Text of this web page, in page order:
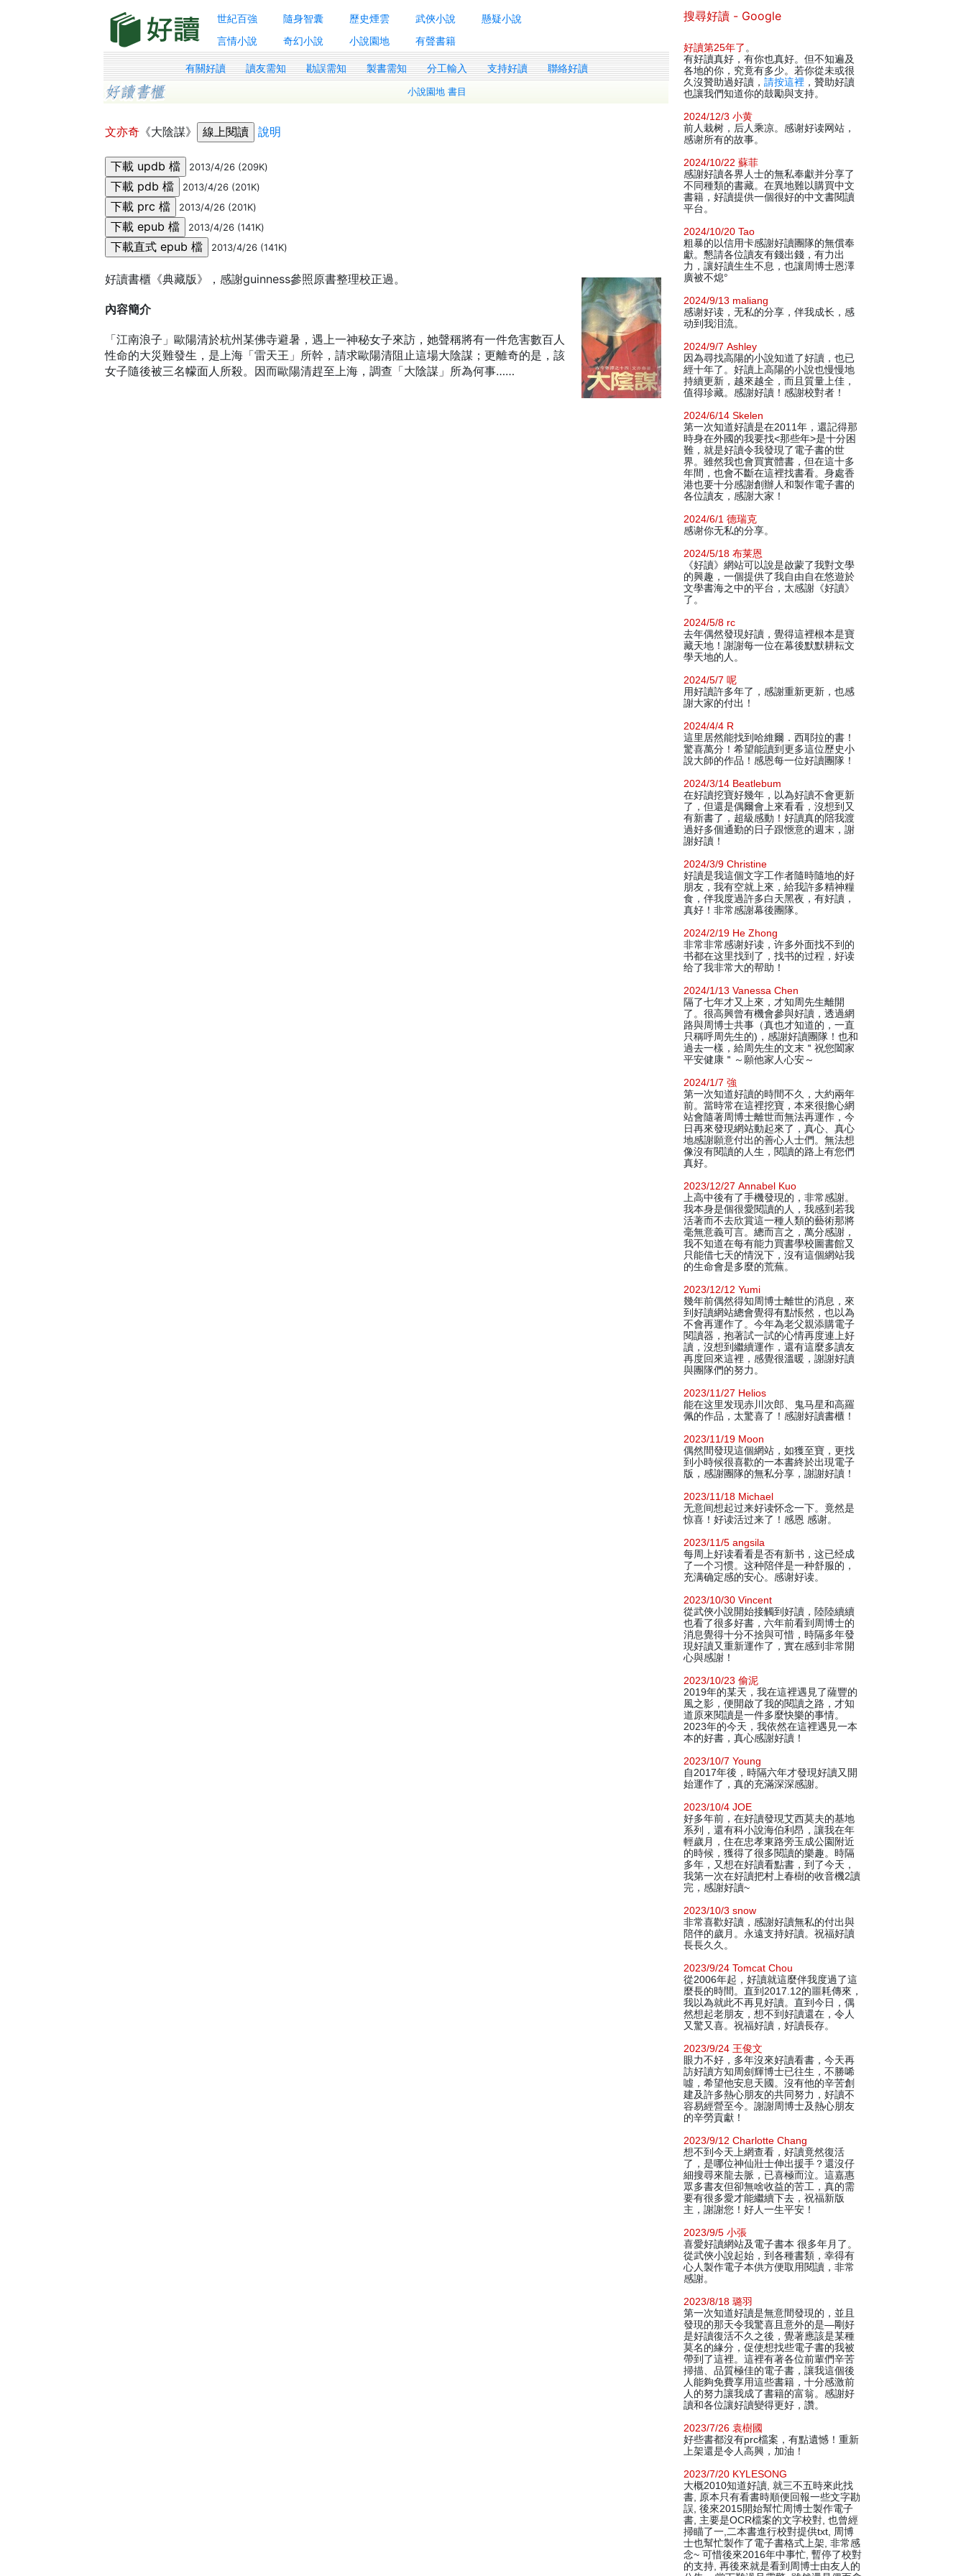
世紀百強 隨身智囊 歷史煙雲 武俠小說
懸疑小說
言情小說
奇幻小說 小說園地 有聲書籍
有關好讀 讀友需知 勘誤需知 製書需知 分工輸入 支持好讀 聯絡好讀
小說園地 書目
文亦奇 《大陰謀》 說明
2013/4/26 (209K)
2013/4/26 (201K)
2013/4/26 (201K)
2013/4/26 (141K)
2013/4/26 (141K)
好讀書櫃《典藏版》，感謝guinness參照原書整理校正過。
內容簡介
「江南浪子」歐陽清於杭州某佛寺避暑，遇上一神秘女子來訪，她聲稱將有一件危害數百人
性命的大災難發生，是上海「雷天王」所幹，請求歐陽清阻止這場大陰謀；更離奇的是，該
女子隨後被三名幪面人所殺。因而歐陽清趕至上海，調查「大陰謀」所為何事……
搜尋好讀 - Google
好讀第25年了 。
有好讀真好，有你也真好。但不知遍及
各地的你，究竟有多少。若你從未或很
久沒贊助過好讀， 請按這裡 ，贊助好讀
也讓我們知道你的鼓勵與支持。
2024/12/3 小黄
前人栽树，后人乘凉。感谢好读网站，
感谢所有的故事。
2024/10/22 蘇菲
感謝好讀各界人士的無私奉獻并分享了
不同種類的書藏。在異地難以購買中文
書籍，好讀提供一個很好的中文書閱讀
平台。
2024/10/20 Tao
粗暴的以信用卡感謝好讀團隊的無償奉
獻。懇請各位讀友有錢出錢，有力出
力，讓好讀生生不息，也讓周博士恩澤
廣被不熄°
2024/9/13 maliang
感谢好读，无私的分享，伴我成长，感
动到我泪流。
2024/9/7 Ashley
因為尋找高陽的小說知道了好讀，也已
經十年了。好讀上高陽的小說也慢慢地
持續更新，越來越全，而且質量上佳，
值得珍藏。感謝好讀！感謝校對者！
2024/6/14 Skelen
第一次知道好讀是在2011年，還記得那
時身在外國的我要找<那些年>是十分困
難，就是好讀令我發現了電子書的世
界。雖然我也會買實體書，但在這十多
年間，也會不斷在這裡找書看。身處香
港也要十分感謝創辦人和製作電子書的
各位讀友，感謝大家！
2024/6/1 德瑞克
感谢你无私的分享。
2024/5/18 布莱恩
《好讀》網站可以說是啟蒙了我對文學
的興趣，一個提供了我自由自在悠遊於
文學書海之中的平台，太感謝《好讀》
了。
2024/5/8 rc
去年偶然發現好讀，覺得這裡根本是寶
藏天地！謝謝每一位在幕後默默耕耘文
學天地的人。
2024/5/7 呢
用好讀許多年了，感謝重新更新，也感
謝大家的付出！
2024/4/4 R
這里居然能找到哈維爾．西耶拉的書！
驚喜萬分！希望能讀到更多這位歷史小
說大師的作品！感恩每一位好讀團隊！
2024/3/14 Beatlebum
在好讀挖寶好幾年，以為好讀不會更新
了，但還是偶爾會上來看看，沒想到又
有新書了，超級感動！好讀真的陪我渡
過好多個通勤的日子跟愜意的週末，謝
謝好讀！
2024/3/9 Christine
好讀是我這個文字工作者隨時隨地的好
朋友，我有空就上來，給我許多精神糧
食，伴我度過許多白天黑夜，有好讀，
真好！非常感謝幕後團隊。
2024/2/19 He Zhong
非常非常感谢好读，许多外面找不到的
书都在这里找到了，找书的过程，好读
给了我非常大的帮助！
2024/1/13 Vanessa Chen
隔了七年才又上來，才知周先生離開
了。很高興曾有機會參與好讀，透過網
路與周博士共事（真也才知道的，一直
只稱呼周先生的)，感謝好讀團隊！也和
過去一樣，給周先生的文末＂祝您闔家
平安健康＂～願他家人心安～
2024/1/7 強
第一次知道好讀的時間不久，大約兩年
前。當時常在這裡挖寶，本來很擔心網
站會隨著周博士離世而無法再運作，今
日再來發現網站動起來了，真心、真心
地感謝願意付出的善心人士們。無法想
像沒有閱讀的人生，閱讀的路上有您們
真好。
2023/12/27 Annabel Kuo
上高中後有了手機發現的，非常感謝。
我本身是個很愛閱讀的人，我感到若我
活著而不去欣賞這一種人類的藝術那將
毫無意義可言。總而言之，萬分感謝，
我不知道在每有能力買書學校圖書館又
只能借七天的情況下，沒有這個網站我
的生命會是多麼的荒蕪。
2023/12/12 Yumi
幾年前偶然得知周博士離世的消息，來
到好讀網站總會覺得有點悵然，也以為
不會再運作了。今年為老父親添購電子
閱讀器，抱著試一試的心情再度連上好
讀，沒想到繼續運作，還有這麼多讀友
再度回來這裡，感覺很溫暖，謝謝好讀
與團隊們的努力。
2023/11/27 Helios
能在这里发现赤川次郎、鬼马星和高羅
佩的作品，太驚喜了！感謝好讀書櫃！
2023/11/19 Moon
偶然間發現這個網站，如獲至寶，更找
到小時候很喜歡的一本書終於出現電子
版，感謝團隊的無私分享，謝謝好讀！
2023/11/18 Michael
无意间想起过来好读怀念一下。竟然是
惊喜！好读活过来了！感恩 感谢。
2023/11/5 angsila
每周上好读看看是否有新书，这已经成
了一个习惯。这种陪伴是一种舒服的，
充满确定感的安心。感谢好读。
2023/10/30 Vincent
從武俠小說開始接觸到好讀，陸陸續續
也看了很多好書，六年前看到周博士的
消息覺得十分不捨與可惜，時隔多年發
現好讀又重新運作了，實在感到非常開
心與感謝！
2023/10/23 偷泥
2019年的某天，我在這裡遇見了薩豐的
風之影，便開啟了我的閱讀之路，才知
道原來閱讀是一件多麼快樂的事情。
2023年的今天，我依然在這裡遇見一本
本的好書，真心感謝好讀！
2023/10/7 Young
自2017年後，時隔六年才發現好讀又開
始運作了，真的充滿深深感謝。
2023/10/4 JOE
好多年前，在好讀發現艾西莫夫的基地
系列，還有科小說海伯利昂，讓我在年
輕歲月，住在忠孝東路旁玉成公園附近
的時候，獲得了很多閱讀的樂趣。時隔
多年，又想在好讀看點書，到了今天，
我第一次在好讀把村上春樹的收音機2讀
完，感謝好讀~
2023/10/3 snow
非常喜歡好讀，感謝好讀無私的付出與
陪伴的歲月。永遠支持好讀。祝福好讀
長長久久。
2023/9/24 Tomcat Chou
從2006年起，好讀就這麼伴我度過了這
麼長的時間。直到2017.12的噩耗傳來，
我以為就此不再見好讀。直到今日，偶
然想起老朋友，想不到好讀還在，令人
又驚又喜。祝福好讀，好讀長存。
2023/9/24 王俊文
眼力不好，多年沒來好讀看書，今天再
訪好讀方知周劍輝博士已往生，不勝唏
噓，希望他安息天國。沒有他的辛苦創
建及許多熱心朋友的共同努力，好讀不
容易經營至今。謝謝周博士及熱心朋友
的辛勞貢獻！
2023/9/12 Charlotte Chang
想不到今天上網查看，好讀竟然復活
了，是哪位神仙壯士伸出援手？還沒仔
細搜尋來龍去脈，已喜極而泣。這嘉惠
眾多書友但卻無啥收益的苦工，真的需
要有很多愛才能繼續下去，祝福新版
主，謝謝您！好人一生平安！
2023/9/5 小張
喜愛好讀網站及電子書本 很多年月了。
從武俠小說起始，到各種書類，幸得有
心人製作電子本供方便取用閱讀，非常
感謝。
2023/8/18 璐羽
第一次知道好讀是無意間發現的，並且
發現的那天令我驚喜且意外的是—剛好
是好讀復活不久之後，覺著應該是某種
莫名的緣分，促使想找些電子書的我被
帶到了這裡。這裡有著各位前輩們辛苦
掃描、品質極佳的電子書，讓我這個後
人能夠免費享用這些書籍，十分感激前
人的努力讓我成了書籍的富翁。感謝好
讀和各位讓好讀變得更好，讚。
2023/7/26 袁樹國
好些書都沒有prc檔案，有點遺憾！重新
上架還是令人高興，加油！
2023/7/20 KYLESONG
大概2010知道好讀, 就三不五時來此找
書, 原本只有看書時順便回報一些文字勘
誤, 後來2015開始幫忙周博士製作電子
書, 主要是OCR檔案的文字校對, 也曾經
掃瞄了一,二本書進行校對提供txt, 周博
士也幫忙製作了電子書格式上架, 非常感
念~ 可惜後來2016年中事忙, 暫停了校對
的支持, 再後來就是看到周博士由友人的